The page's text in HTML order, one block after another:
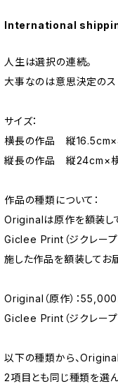
International
人生は選択の連続。
大事なのは意思決定のス
サイズ：
横長の作品 縦
縦長の作品 縦24cm×
作品の種類について：
Originalは原作を額装し
Giclee Print（ジクレープ
施した作品を額装してお
Original（原作）：
Giclee Print（ジクレープ
以下の種類から、
2項目とも同じ種類を選ん